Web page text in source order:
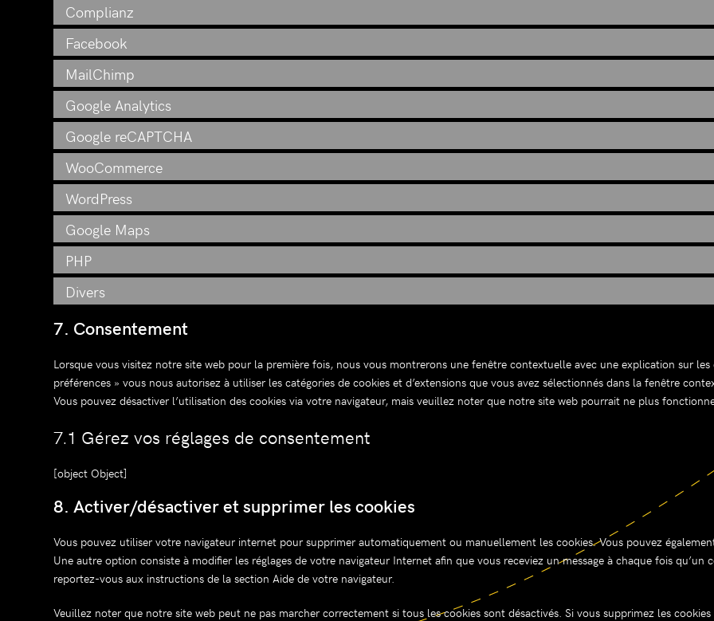
Complianz
Facebook
MailChimp
Google Analytics
Google reCAPTCHA
WooCommerce
WordPress
Google Maps
PHP
Divers
7. Consentement
Lorsque vous visitez notre site web pour la première fois, nous vous montrerons une fenêtre contextuelle avec une explication sur
préférences » vous nous autorisez à utiliser les catégories de cookies et d’extensions que vous avez sélectionnés dans la fenêtre
Vous pouvez désactiver l’utilisation des cookies via votre navigateur, mais veuillez noter que notre site web pourrait ne plus
7.1 Gérez vos réglages de consentement
[object Object]
8. Activer/désactiver et supprimer les cookies
Vous pouvez utiliser votre navigateur internet pour supprimer automatiquement ou manuellement les cookies. Vous pouvez
Une autre option consiste à modifier les réglages de votre navigateur Internet afin que vous receviez un message à chaque fois
reportez-vous aux instructions de la section Aide de votre navigateur.
Veuillez noter que notre site web peut ne pas marcher correctement si tous les cookies sont désactivés. Si vous supprimez les